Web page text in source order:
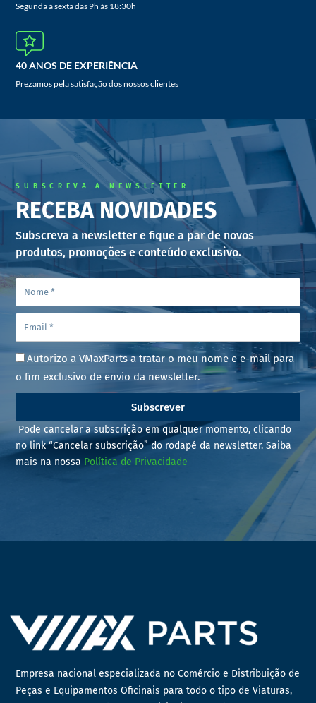
Segunda à sexta das 9h às 18:30h
40 ANOS DE EXPERIÊNCIA
Prezamos pela satisfação dos nossos clientes
SUBSCREVA A NEWSLETTER
RECEBA NOVIDADES
Subscreva a newsletter e fique a par de novos
produtos, promoções e conteúdo exclusivo.
Autorizo a VMaxParts a tratar o meu nome e e-mail para
o fim exclusivo de envio da newsletter.
Subscrever
Pode cancelar a subscrição em qualquer momento, clicando
no link “Cancelar subscrição” do rodapé da newsletter. Saiba
mais na nossa Política de Privacidade
Empresa nacional especializada no Comércio e Distribuição de
Peças e Equipamentos Oficinais para todo o tipo de Viaturas,